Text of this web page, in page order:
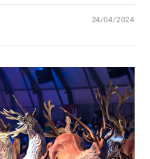
24/04/2024